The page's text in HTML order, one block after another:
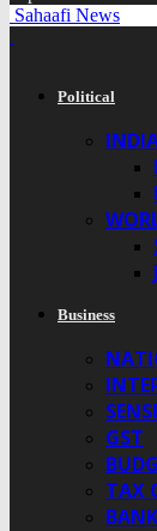
Sahaafi News
Political
Business
GST
TAX